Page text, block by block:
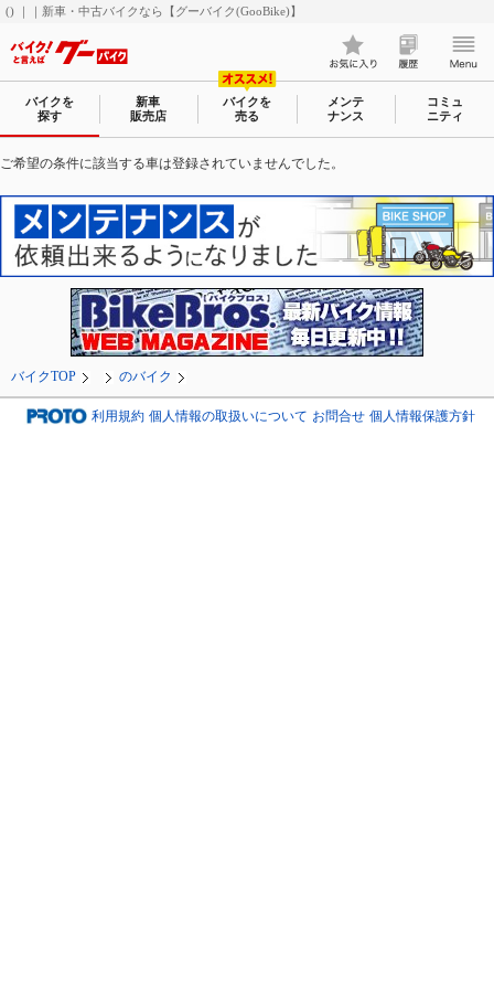
() ｜｜新車・中古バイクなら【グーバイク(GooBike)】
バイクを
探す
新車
販売店
バイクを
売る
メンテ
ナンス
コミュ
ニティ
ご希望の条件に該当する車は登録されていませんでした。
バイクTOP のバイク
利用規約 個人情報の取扱いについて お問合せ 個人情報保護方針